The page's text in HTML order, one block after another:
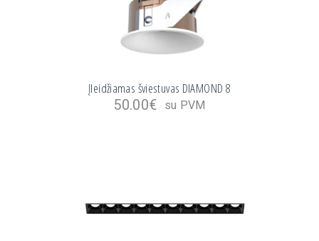
Įleidžiamas šviestuvas DIAMOND 8
50.00€ su PVM